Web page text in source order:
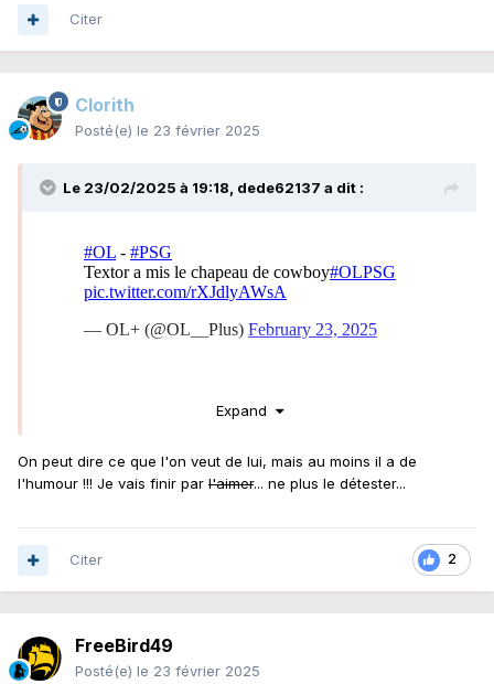
Citer
Clorith
Posté(e) le 23 février 2025
Le 23/02/2025 à 19:18, dede62137 a dit :
Expand
On peut dire ce que l'on veut de lui, mais au moins il a de
l'humour !!! Je vais finir par l'aimer... ne plus le détester...
2
Citer
FreeBird49
Posté(e) le 23 février 2025